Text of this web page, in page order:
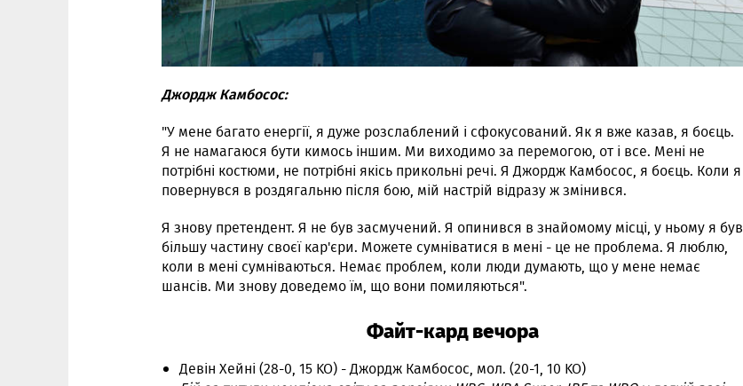
Джордж Камбосос:
"У мене багато енергії, я дуже розслаблений і сфокусований. Як я вже казав, я боєць.
Я не намагаюся бути кимось іншим. Ми виходимо за перемогою, от і все. Мені не
потрібні костюми, не потрібні якісь прикольні речі. Я Джордж Камбосос, я боєць. Коли я
повернувся в роздягальню після бою, мій настрій відразу ж змінився.
Я знову претендент. Я не був засмучений. Я опинився в знайомому місці, у ньому я був
більшу частину своєї кар'єри. Можете сумніватися в мені - це не проблема. Я люблю,
коли в мені сумніваються. Немає проблем, коли люди думають, що у мене немає
шансів. Ми знову доведемо їм, що вони помиляються".
Файт-кард вечора
Девін Хейні (28-0, 15 KO) - Джордж Камбосос, мол. (20-1, 10 KO)